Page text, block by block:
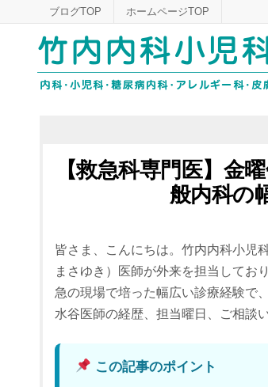
to
ブログTOP ホームページTOP
【救急科専門医】金
般内科の
皆さま、こんにちは。竹内内科小児
まさゆき）医師が外来を担当して
急の現場で培った幅広い診療経験で
水谷医師の経歴、担当曜日、ご相談
この記事のポイント